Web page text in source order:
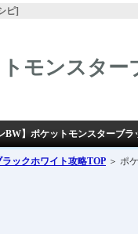
ピ]
モンスター
】ポケットモンスターブラ
ラックホワイト攻略TOP ＞ ポ